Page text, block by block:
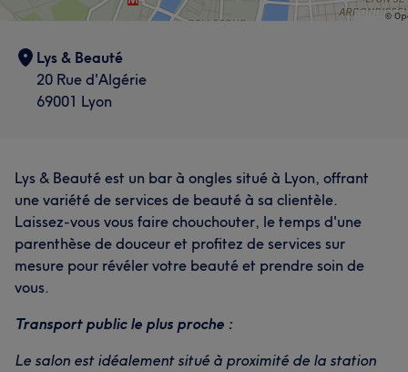
Lys & Beauté
20 Rue d'Algérie
69001 Lyon
Lys & Beauté est un bar à ongles situé à Lyon, offrant
une variété de services de beauté à sa clientèle.
Laissez-vous vous faire chouchouter, le temps d'une
parenthèse de douceur et profitez de services sur
mesure pour révéler votre beauté et prendre soin de
vous.
Transport public le plus proche :
Le salon est idéalement situé à proximité de la station